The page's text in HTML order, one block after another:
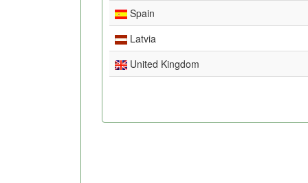
Spain
Latvia
United Kingdom